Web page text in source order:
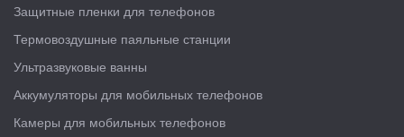
Защитные пленки для телефонов
Термовоздушные паяльные станции
Ультразвуковые ванны
Аккумуляторы для мобильных телефонов
Камеры для мобильных телефонов